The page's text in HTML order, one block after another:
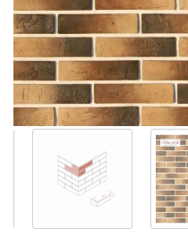
Сопутствующие товары
О компании
Услуги